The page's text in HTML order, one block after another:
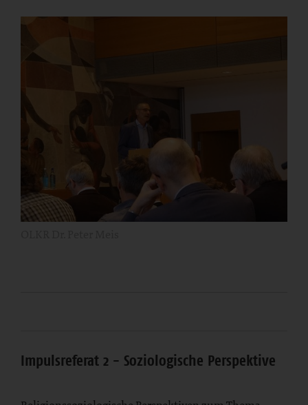
Impulsreferat 2 - Soziologische Perspektive